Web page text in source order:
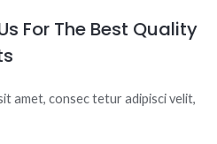
For The Best Quality
amet, consec tetur adipisci velit,